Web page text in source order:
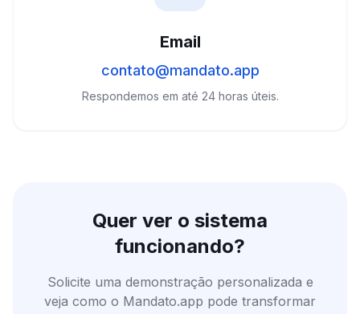
Email
contato@mandato.app
Respondemos em até 24 horas úteis.
Quer ver o sistema
funcionando?
Solicite uma demonstração personalizada e
veja como o Mandato.app pode transformar